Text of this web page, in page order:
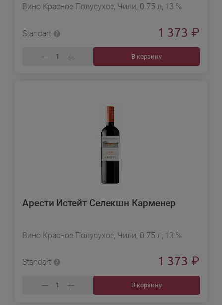
Вино Красное Полусухое, Чили, 0.75 л, 13 %
Standart 1 373 ₽
В корзину
Арести Истейт Селекшн Карменер
Вино Красное Полусухое, Чили, 0.75 л, 13 %
Standart 1 373 ₽
В корзину